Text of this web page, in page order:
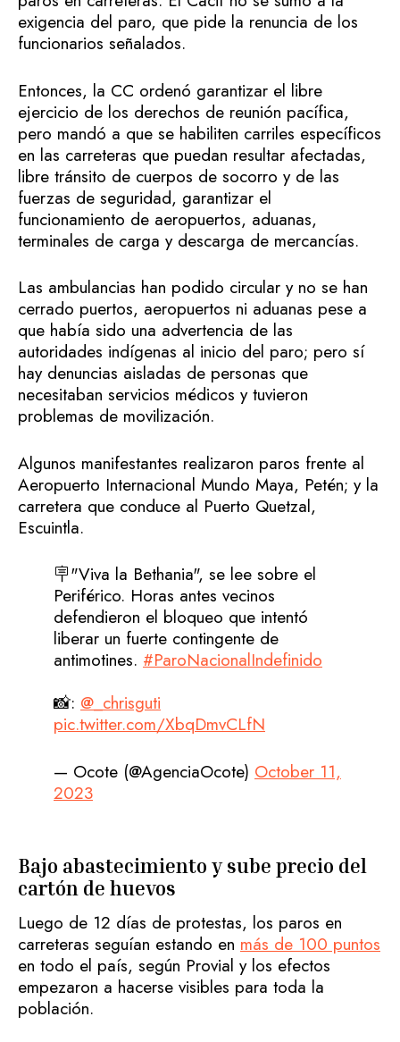
exigencia del paro, que pide la renuncia de los
funcionarios señalados.
Entonces, la CC ordenó garantizar el libre
ejercicio de los derechos de reunión pacífica,
pero mandó a que se habiliten carriles específicos
en las carreteras que puedan resultar afectadas,
libre tránsito de cuerpos de socorro y de las
fuerzas de seguridad, garantizar el
funcionamiento de aeropuertos, aduanas,
terminales de carga y descarga de mercancías.
Las ambulancias han podido circular y no se han
cerrado puertos, aeropuertos ni aduanas pese a
que había sido una advertencia de las
autoridades indígenas al inicio del paro; pero sí
hay denuncias aisladas de personas que
necesitaban servicios médicos y tuvieron
problemas de movilización.
Algunos manifestantes realizaron paros frente al
Aeropuerto Internacional Mundo Maya, Petén; y la
carretera que conduce al Puerto Quetzal,
Escuintla.
🪧"Viva la Bethania", se lee sobre el
Periférico. Horas antes vecinos
defendieron el bloqueo que intentó
liberar un fuerte contingente de
antimotines. #ParoNacionalIndefinido
📸: @_chrisguti
pic.twitter.com/XbqDmvCLfN
— Ocote (@AgenciaOcote) October 11,
2023
Bajo abastecimiento y sube precio del
cartón de huevos
Luego de 12 días de protestas, los paros en
carreteras seguían estando en más de 100 puntos
en todo el país, según Provial y los efectos
empezaron a hacerse visibles para toda la
población.